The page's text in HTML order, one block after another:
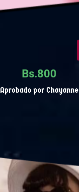
Bs.800
Aprobado por Chayanne